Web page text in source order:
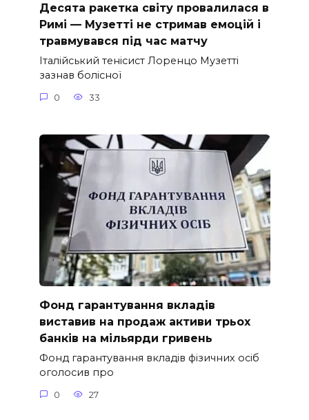
Десята ракетка світу провалилася в
Римі — Музетті не стримав емоцій і
травмувався під час матчу
Італійський тенісист Лоренцо Музетті
зазнав болісної
0 33
Фонд гарантування вкладів
виставив на продаж активи трьох
банків на мільярди гривень
Фонд гарантування вкладів фізичних осіб
оголосив про
0 27